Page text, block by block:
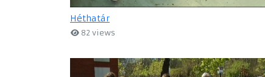
Héthatár
82 views